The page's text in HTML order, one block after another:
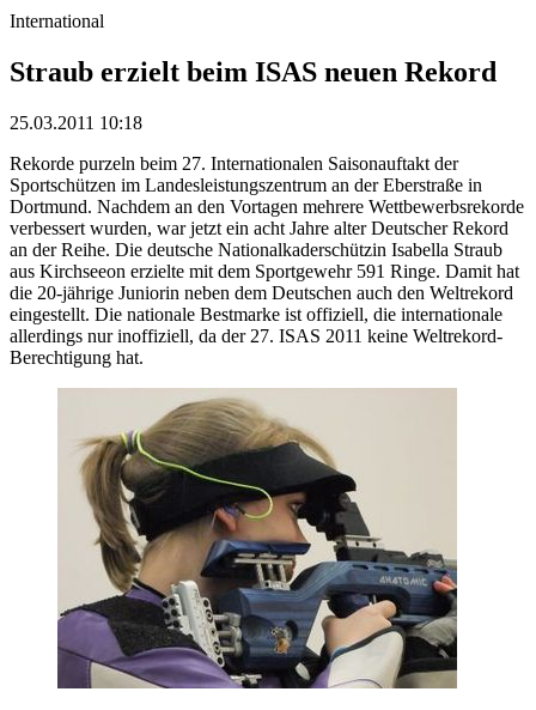
International
Straub erzielt beim ISAS neuen Rekord
25.03.2011 10:18
Rekorde purzeln beim 27. Internationalen Saisonauftakt der
Sportschützen im Landesleistungszentrum an der Eberstraße in
Dortmund. Nachdem an den Vortagen mehrere Wettbewerbsrekorde
verbessert wurden, war jetzt ein acht Jahre alter Deutscher Rekord
an der Reihe. Die deutsche Nationalkaderschützin Isabella Straub
aus Kirchseeon erzielte mit dem Sportgewehr 591 Ringe. Damit hat
die 20-jährige Juniorin neben dem Deutschen auch den Weltrekord
eingestellt. Die nationale Bestmarke ist offiziell, die internationale
allerdings nur inoffiziell, da der 27. ISAS 2011 keine Weltrekord-
Berechtigung hat.